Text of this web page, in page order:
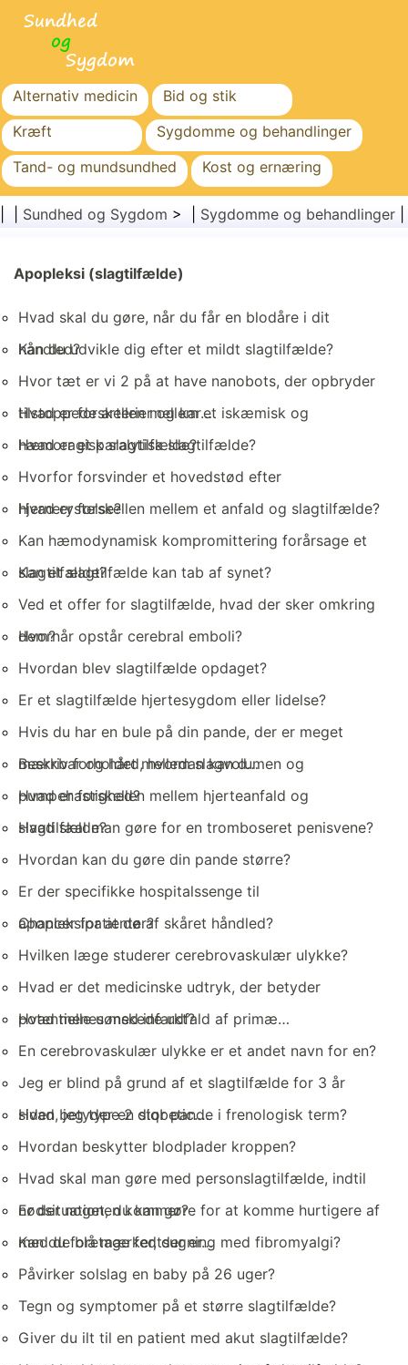
Alternativ medicin
Bid og stik
Kræft
Sygdomme og behandlinger
Tand- og mundsundhed
Kost og ernæring
Familiesundhed
Sundhedssektoren
Kirurgi og procedurer
Sundhed og Sygdom > | Sygdomme og behandlinger
Apopleksi (slagtilfælde)
Hvad skal du gøre, når du får en blodåre i dit
håndled?
Kan du udvikle dig efter et mildt slagtilfælde?
Hvor tæt er vi 2 på at have nanobots, der opbryder
tilstoppede arterier og kar…
Hvad er forskellen mellem et iskæmisk og
hæmoragisk slagtilfælde?
Hvad er et paralytisk slagtilfælde?
Hvorfor forsvinder et hovedstød efter
hjernerystelse?
Hvad er forskellen mellem et anfald og slagtilfælde?
Kan hæmodynamisk kompromittering forårsage et
slagtilfælde?
Kan et slagtilfælde kan tab af synet?
Ved et offer for slagtilfælde, hvad der sker omkring
dem?
Hvornår opstår cerebral emboli?
Hvordan blev slagtilfælde opdaget?
Er et slagtilfælde hjertesygdom eller lidelse?
Hvis du har en bule på din pande, der er meget
mærkbar og hård, hvordan kan d…
Beskriv forholdet mellem slagvolumen og
pumpehastighed?
Hvad er forskellen mellem hjerteanfald og
slagtilfælde?
Hvad skal man gøre for en tromboseret penisvene?
Hvordan kan du gøre din pande større?
Er der specifikke hospitalssenge til
apopleksipatienter?
Chancer for at dø af skåret håndled?
Hvilken læge studerer cerebrovaskulær ulykke?
Hvad er det medicinske udtryk, der betyder
potentielle uønskede udfald af primæ…
Hvad menes med infarkt?
En cerebrovaskulær ulykke er et andet navn for en?
Jeg er blind på grund af et slagtilfælde for 3 år
siden, jeg type 2 diqbetic.…
Hvad betyder en stor pande i frenologisk term?
Hvordan beskytter blodplader kroppen?
Hvad skal man gøre med personslagtilfælde, indtil
nødsituationen kommer?
Er der noget, du kan gøre for at komme hurtigere af
med de blå mærker, der er…
Kan du foretage fedtsugning med fibromyalgi?
Påvirker solslag en baby på 26 uger?
Tegn og symptomer på et større slagtilfælde?
Giver du ilt til en patient med akut slagtilfælde?